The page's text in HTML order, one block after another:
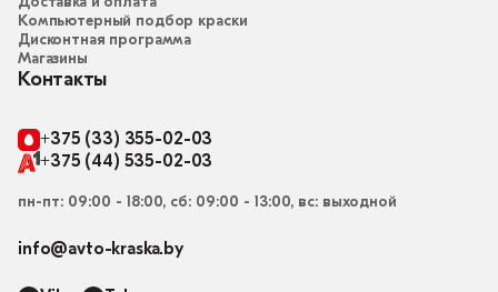
Компьютерный подбор краски
Дисконтная программа
Магазины
Контакты
+375 (33) 355-02-03
+375 (44) 535-02-03
пн-пт: 09:00 - 18:00, сб: 09:00 - 13:00, вс: выходной
info@avto-kraska.by